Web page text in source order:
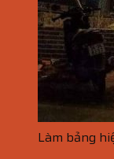
Làm bảng